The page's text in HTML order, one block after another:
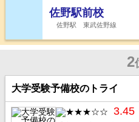
佐野駅前校
佐野駅 東武佐野線
2
大学受験予備校のトライ
3.45